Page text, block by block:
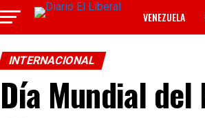
VENEZUELA
INTERNACIONAL
Día Mundial del